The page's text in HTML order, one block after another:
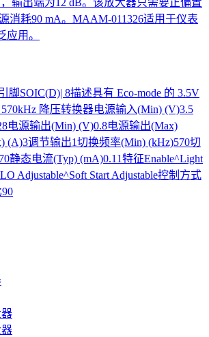
输出端为12 dB。该放大器只需要正偏置
消耗90 mA。MAAM-011326适用于仪表
应用。
脚SOIC(D)| 8描述具有 Eco-mode 的 3.5V
降压转换器电源输入(Min) (V)3.5
电源输出(Min) (V)0.8电源输出(Max)
(A)3调节输出1切换频率(Min) (kHz)570切
静态电流(Typ) (mA)0.11特征Enable^Light
Adjustable^Soft Start Adjustable控制方式